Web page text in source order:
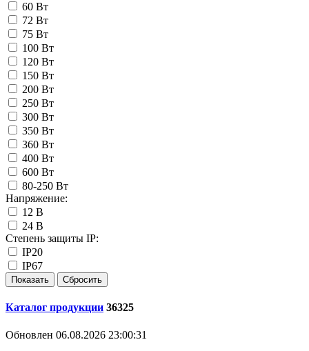
60 Вт
72 Вт
75 Вт
100 Вт
120 Вт
150 Вт
200 Вт
250 Вт
300 Вт
350 Вт
360 Вт
400 Вт
600 Вт
80-250 Вт
Напряжение:
12 В
24 В
Степень защиты IP:
IP20
IP67
Каталог продукции 36325
Обновлен 06.08.2026 23:00:31